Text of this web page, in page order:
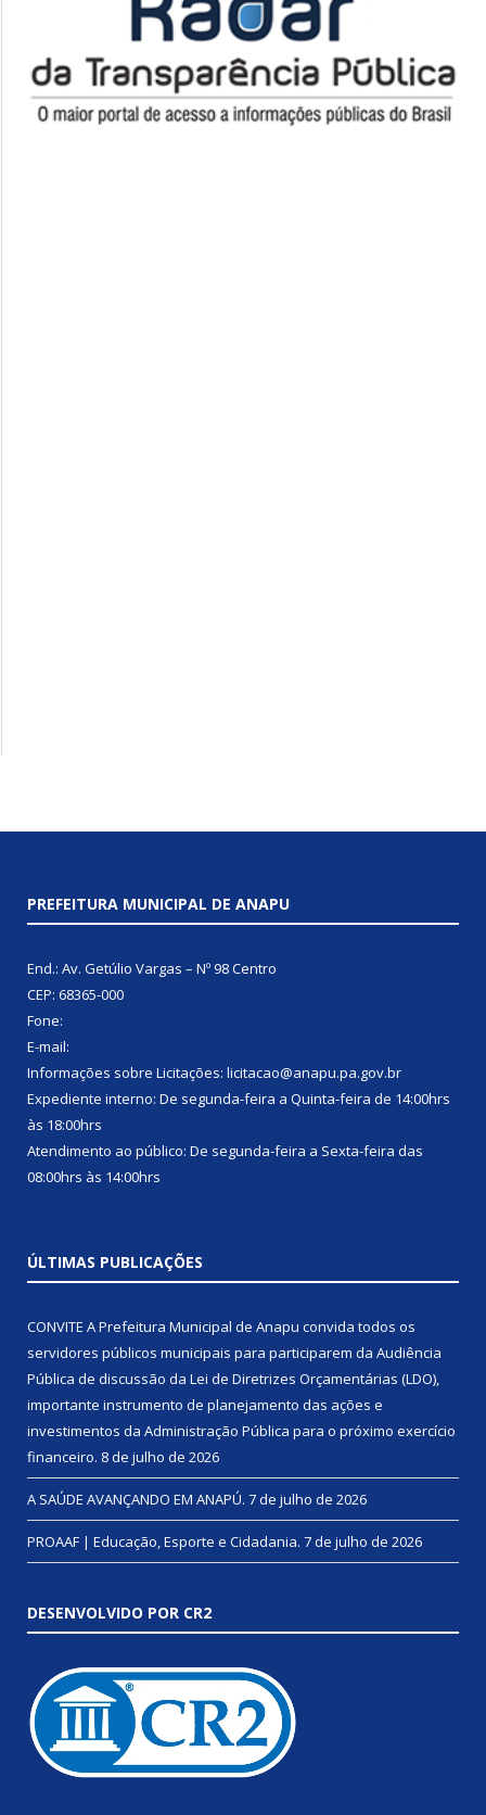
PREFEITURA MUNICIPAL DE ANAPU
End.: Av. Getúlio Vargas – Nº 98 Centro
CEP: 68365-000
Fone:
E-mail:
Informações sobre Licitações: licitacao@anapu.pa.gov.br
Expediente interno: De segunda-feira a Quinta-feira de 14:00hrs
às 18:00hrs
Atendimento ao público: De segunda-feira a Sexta-feira das
08:00hrs às 14:00hrs
ÚLTIMAS PUBLICAÇÕES
CONVITE A Prefeitura Municipal de Anapu convida todos os
servidores públicos municipais para participarem da Audiência
Pública de discussão da Lei de Diretrizes Orçamentárias (LDO),
importante instrumento de planejamento das ações e
investimentos da Administração Pública para o próximo exercício
financeiro. 8 de julho de 2026
A SAÚDE AVANÇANDO EM ANAPÚ. 7 de julho de 2026
PROAAF | Educação, Esporte e Cidadania. 7 de julho de 2026
DESENVOLVIDO POR CR2